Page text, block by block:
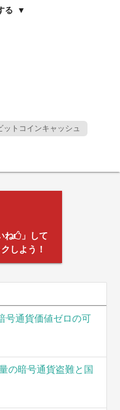
る
ットコインキャッシュ
ね
」して
しよう！
号通貨価値ゼロの可
の暗号通貨盗難と国